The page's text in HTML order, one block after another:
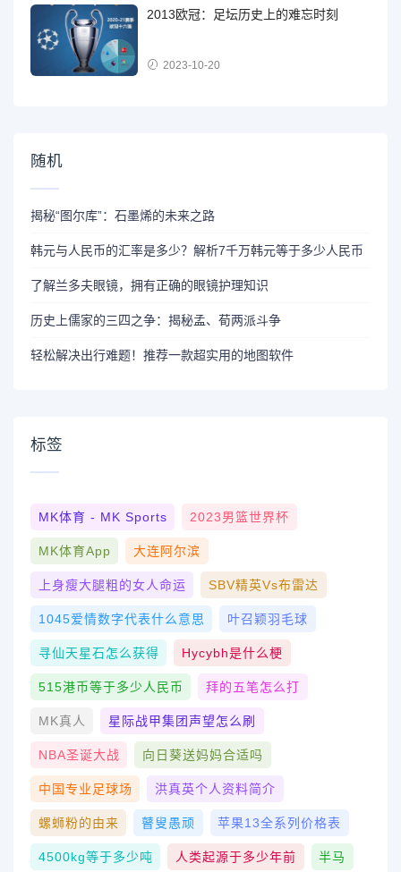
2013欧冠：足坛历史上的难忘时刻
2023-10-20
随机
揭秘“图尔库”：石墨烯的未来之路
韩元与人民币的汇率是多少？解析7千万韩元等于多少人民币
了解兰多夫眼镜，拥有正确的眼镜护理知识
历史上儒家的三四之争：揭秘孟、荀两派斗争
轻松解决出行难题！推荐一款超实用的地图软件
标签
MK体育 - MK Sports 2023男篮世界杯
MK体育App 大连阿尔滨
上身瘦大腿粗的女人命运 SBV精英vs布雷达
1045爱情数字代表什么意思 叶召颖羽毛球
寻仙天星石怎么获得 Hycybh是什么梗
515港币等于多少人民币 拜的五笔怎么打
MK真人 星际战甲集团声望怎么刷
NBA圣诞大战 向日葵送妈妈合适吗
中国专业足球场 洪真英个人资料简介
螺蛳粉的由来 瞽叟愚顽 苹果13全系列价格表
4500kg等于多少吨 人类起源于多少年前 半马